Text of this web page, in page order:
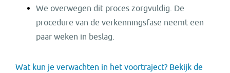
We overwegen dit proces zorgvuldig. De
procedure van de verkenningsfase neemt een
paar weken in beslag.
Wat kun je verwachten in het voortraject? Bekijk de